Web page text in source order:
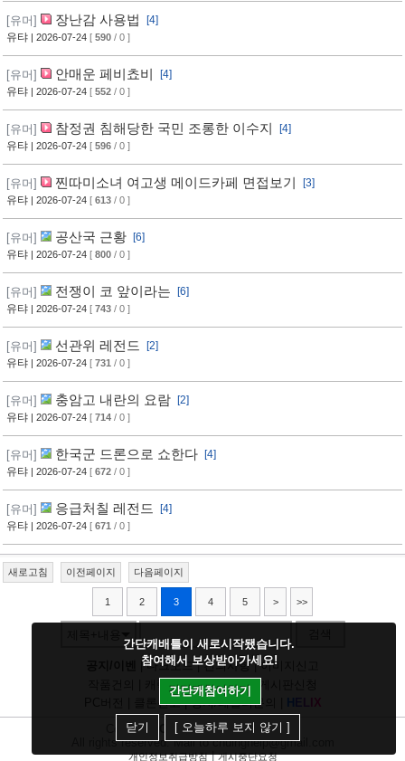
[유머] 장난감 사용법
[4]
유탸 | 2026-07-24 [ 590 / 0 ]
[유머] 안매운 페비쵸비
[4]
유탸 | 2026-07-24 [ 552 / 0 ]
[유머] 참정권 침해당한 국민 조롱한 이수지
[4]
유탸 | 2026-07-24 [ 596 / 0 ]
[유머] 찐따미소녀 여고생 메이드카페 면접보기
[3]
유탸 | 2026-07-24 [ 613 / 0 ]
[유머] 공산국 근황
[6]
유탸 | 2026-07-24 [ 800 / 0 ]
[유머] 전쟁이 코 앞이라는
[6]
유탸 | 2026-07-24 [ 743 / 0 ]
[유머] 선관위 레전드
[2]
유탸 | 2026-07-24 [ 731 / 0 ]
[유머] 충암고 내란의 요람
[2]
유탸 | 2026-07-24 [ 714 / 0 ]
[유머] 한국군 드론으로 쇼한다
[4]
유탸 | 2026-07-24 [ 672 / 0 ]
[유머] 응급처칠 레전드
[4]
유탸 | 2026-07-24 [ 671 / 0 ]
새로고침 이전페이지 다음페이지
1 2 3 4 5 > >>
|다크모드|건의사항|이미지신고
캐릭건의|기타디비|
클론신고|정지/패널티문의 H
X
Copyright
CHUINGCommunications.
All rights reserved. Mail to chuinghelp@gmail.com
개인정보취급방침|게시중단요청
간단캐배틀이 새로시작됐습니다.
참여해서 보상받아가세요!
간단캐참여하기
닫기 [ 오늘하루 보지 않기 ]